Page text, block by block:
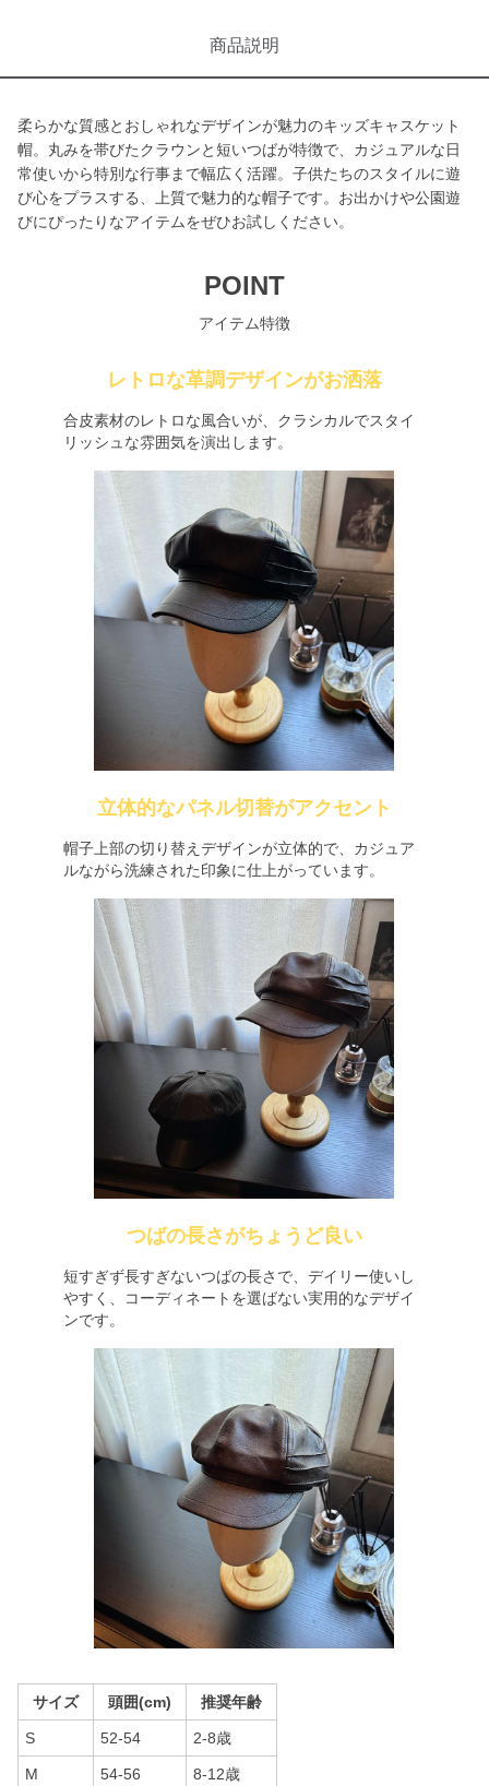
商品説明
柔らかな質感とおしゃれなデザインが魅力のキッズキャスケット
帽。丸みを帯びたクラウンと短いつばが特徴で、カジュアルな日
常使いから特別な行事まで幅広く活躍。子供たちのスタイルに遊
び心をプラスする、上質で魅力的な帽子です。お出かけや公園遊
びにぴったりなアイテムをぜひお試しください。
POINT
アイテム特徴
レトロな革調デザインがお洒落
合皮素材のレトロな風合いが、クラシカルでスタイ
リッシュな雰囲気を演出します。
立体的なパネル切替がアクセント
帽子上部の切り替えデザインが立体的で、カジュア
ルながら洗練された印象に仕上がっています。
つばの長さがちょうど良い
短すぎず長すぎないつばの長さで、デイリー使いし
やすく、コーディネートを選ばない実用的なデザイ
ンです。
サイズ 頭囲(cm) 推奨年齢
S 52-54 2-8歳
M 54-56 8-12歳